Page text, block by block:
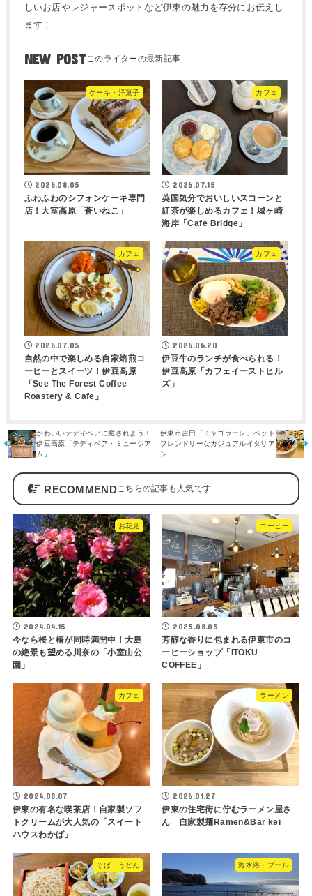
しいお店やレジャースポットなど伊東の魅力を存分にお伝えし
ます！
NEW POST
ケーキ・洋菓子
2026.08.05
ふわふわのシフォンケーキ専門
店！大室高原「蒼いねこ」
カフェ
2026.07.15
英国気分でおいしいスコーンと
紅茶が楽しめるカフェ！城ヶ崎
海岸「Cafe Bridge」
カフェ
2026.07.05
自然の中で楽しめる自家焙煎コ
ーヒーとスイーツ！伊豆高原
「See The Forest Coffee
Roastery & Cafe」
カフェ
2026.06.20
伊豆牛のランチが食べられる！
伊豆高原「カフェイーストヒル
ズ」
かわいいテディベアに癒されよう！
伊豆高原「テディベア・ミュージア
ム」
伊東市吉田「ミャゴラーレ」ペット
フレンドリーなカジュアルイタリア
ン
RECOMMEND
お花見
2024.04.15
今なら桜と椿が同時満開中！大島
の絶景も望める川奈の「小室山公
園」
コーヒー
2025.08.05
芳醇な香りに包まれる伊東市のコ
ーヒーショップ「ITOKU
COFFEE」
カフェ
2024.08.07
伊東の有名な喫茶店！自家製ソフ
トクリームが大人気の「スイート
ハウスわかば」
ラーメン
2026.01.27
伊東の住宅街に佇むラーメン屋さ
ん 自家製麺Ramen&Bar kei
そば・うどん 海水浴・プール